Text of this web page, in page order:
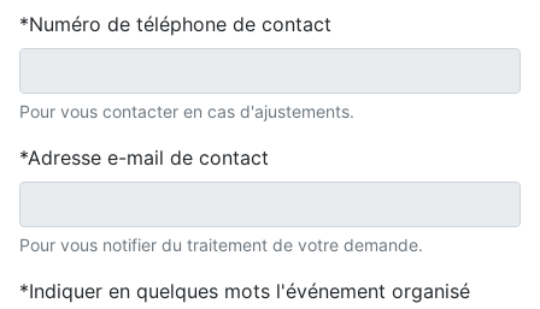
Numéro de téléphone de contact
Pour vous contacter en cas d'ajustements.
Adresse e-mail de contact
Pour vous notifier du traitement de votre demande.
Indiquer en quelques mots l'événement organisé